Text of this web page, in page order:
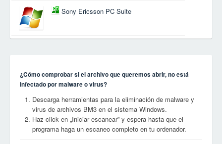
Sony Ericsson PC Suite
¿Cómo comprobar si el archivo que queremos abrir, no está
infectado por malware o virus?
Descarga herramientas para la eliminación de malware y
virus de archivos BM3 en el sistema Windows.
Haz click en „Iniciar escanear” y espera hasta que el
programa haga un escaneo completo en tu ordenador.